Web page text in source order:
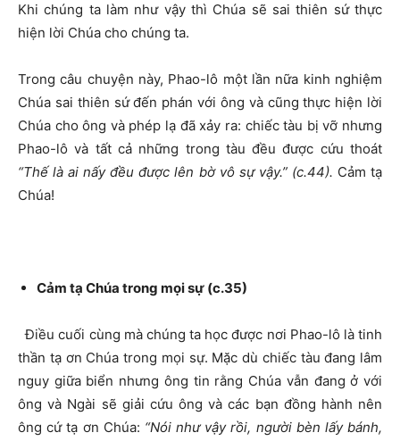
Khi chúng ta làm như vậy thì Chúa sẽ sai thiên sứ thực
hiện lời Chúa cho chúng ta.
Trong câu chuyện này, Phao-lô một lần nữa kinh nghiệm
Chúa sai thiên sứ đến phán với ông và cũng thực hiện lời
Chúa cho ông và phép lạ đã xảy ra: chiếc tàu bị vỡ nhưng
Phao-lô và tất cả những trong tàu đều được cứu thoát
“Thế là ai nấy đều được lên bờ vô sự vậy.” (c.44). Cảm tạ
Chúa!
Cảm tạ Chúa trong mọi sự (c.35)
Điều cuối cùng mà chúng ta học được nơi Phao-lô là tinh
thần tạ ơn Chúa trong mọi sự. Mặc dù chiếc tàu đang lâm
nguy giữa biển nhưng ông tin rằng Chúa vẫn đang ở với
ông và Ngài sẽ giải cứu ông và các bạn đồng hành nên
ông cứ tạ ơn Chúa: “Nói như vậy rồi, người bèn lấy bánh,